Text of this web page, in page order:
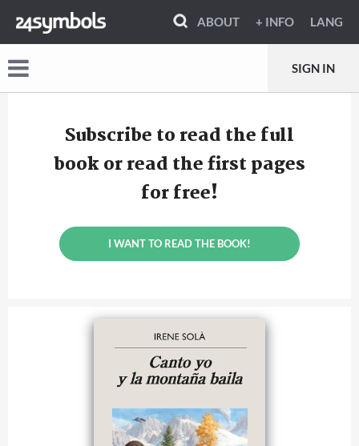
ABOUT + INFO LANG
SIGN IN
Subscribe to read the full
book or read the first pages
for free!
I WANT TO READ THE BOOK!